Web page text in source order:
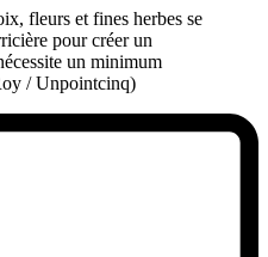
fleurs et fines herbes se
pour créer un
un minimum
/ Unpointcinq)